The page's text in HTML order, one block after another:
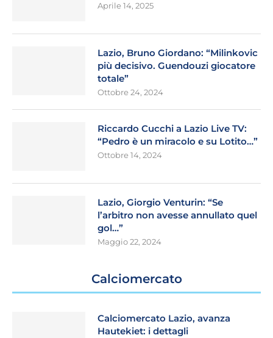
Aprile 14, 2025
Lazio, Bruno Giordano: “Milinkovic
più decisivo. Guendouzi giocatore
totale”
Ottobre 24, 2024
Riccardo Cucchi a Lazio Live TV:
“Pedro è un miracolo e su Lotito…”
Ottobre 14, 2024
Lazio, Giorgio Venturin: “Se
l’arbitro non avesse annullato quel
gol…”
Maggio 22, 2024
Calciomercato
Calciomercato Lazio, avanza
Hautekiet: i dettagli